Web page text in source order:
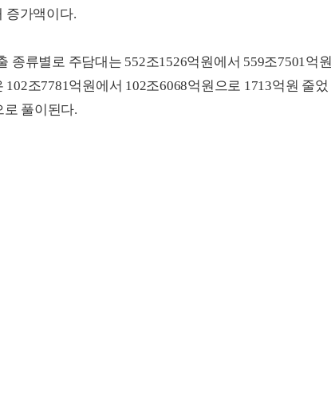
증가액이다.
종류별로 주담대는 552조1526억원에서 559조7501억원
조7781억원에서 102조6068억원으로 1713억원 줄었
로 풀이된다.